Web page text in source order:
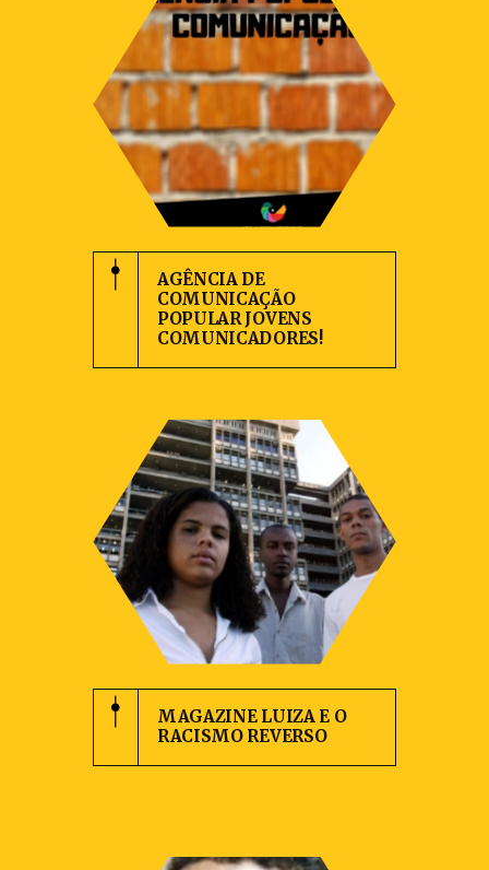
AGÊNCIA DE
COMUNICAÇÃO
POPULAR JOVENS
COMUNICADORES!
MAGAZINE LUIZA E O
RACISMO REVERSO